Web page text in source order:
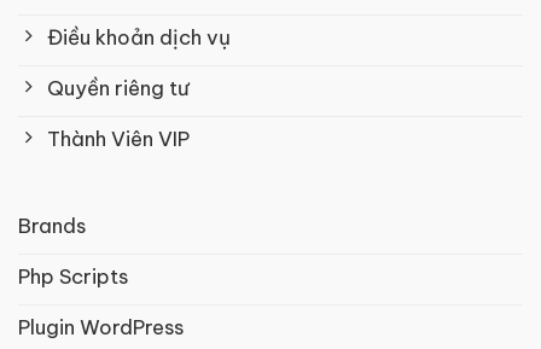
Điều khoản dịch vụ
Quyền riêng tư
Thành Viên VIP
Brands
Php Scripts
Plugin WordPress